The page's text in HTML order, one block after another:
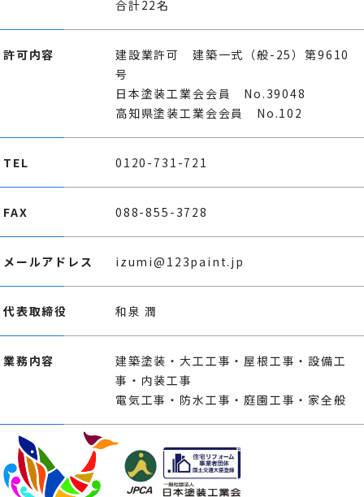
合計22名
許可内容
建設業許可 建築一式（般-25）第9610
号
日本塗装工業会会員 No.39048
高知県塗装工業会会員 No.102
TEL 0120-731-721
FAX 088-855-3728
メールアドレス izumi@123paint.jp
代表取締役 和泉 潤
業務内容
建築塗装・大工工事・屋根工事・設備工
事・内装工事
電気工事・防水工事・庭園工事・家全般